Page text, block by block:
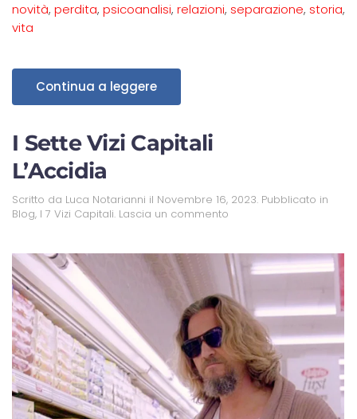
novità, perdita, psicoanalisi, relazioni, separazione, storia,
vita
Continua a leggere
I Sette Vizi Capitali
L’Accidia
Scritto da Luca Notarianni il Novembre 16, 2023. Pubblicato in
Blog, I 7 Vizi Capitali. Lascia un commento